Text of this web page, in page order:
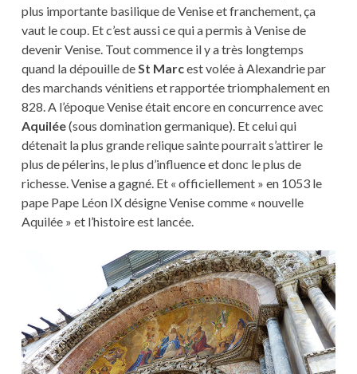
plus importante basilique de Venise et franchement, ça
vaut le coup. Et c’est aussi ce qui a permis à Venise de
devenir Venise. Tout commence il y a très longtemps
quand la dépouille de St Marcest volée à Alexandrie par
des marchands vénitiens et rapportée triomphalement en
828. A l’époque Venise était encore en concurrence avec
Aquilée(sous domination germanique). Et celui qui
détenait la plus grande relique sainte pourrait s’attirer le
plus de pélerins, le plus d’influence et donc le plus de
richesse. Venise a gagné. Et « officiellement » en 1053 le
pape Pape Léon IX désigne Venise comme « nouvelle
Aquilée » et l’histoire est lancée.